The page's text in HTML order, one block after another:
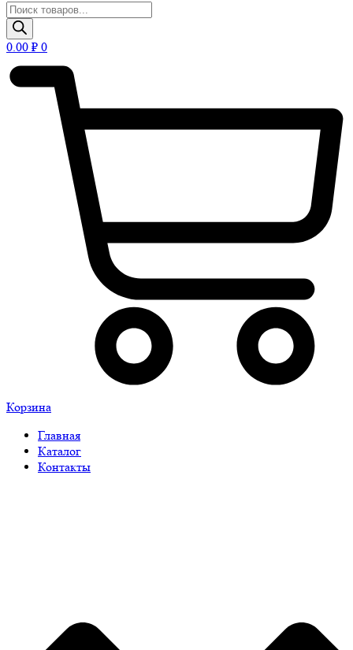
Поиск
товаров
0.00 ₽ 0
Корзина
Главная
Каталог
Контакты